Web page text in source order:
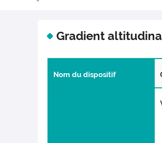
Gradient
Nom du dispositif